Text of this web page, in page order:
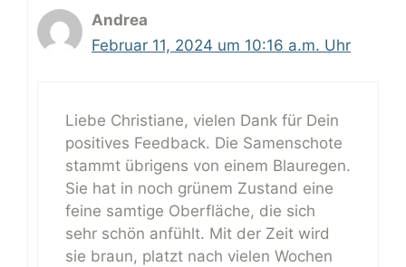
Andrea
Februar 11, 2024 um 10:16 a.m. Uhr
Liebe Christiane, vielen Dank für Dein
positives Feedback. Die Samenschote
stammt übrigens von einem Blauregen.
Sie hat in noch grünem Zustand eine
feine samtige Oberfläche, die sich
sehr schön anfühlt. Mit der Zeit wird
sie braun, platzt nach vielen Wochen